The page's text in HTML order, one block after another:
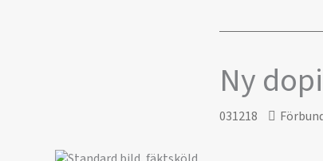
Ny
031218